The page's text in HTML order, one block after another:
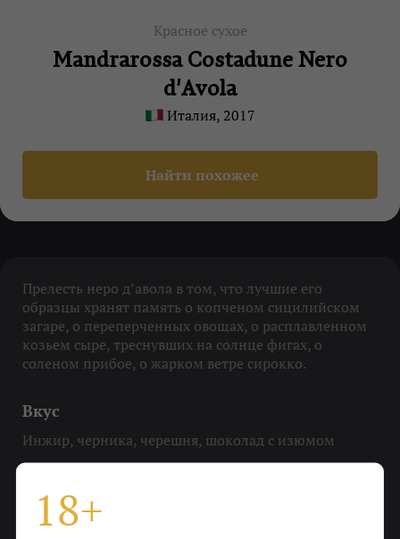
Красное сухое
Mandrarossa Costadune Nero
d'Avola
Италия, 2017
Найти похожее
Прелесть неро д’авола в том, что лучшие его
образцы хранят память о копченом сицилийском
загаре, о переперченных овощах, о расплавленном
козьем сыре, треснувших на солнце фигах, о
соленом прибое, о жарком ветре сирокко.
Вкус
Инжир, черника, черешня, шоколад с изюмом
До 16 градусов
18+